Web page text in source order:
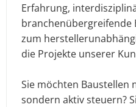
Erfahrung,
branchenübergreifende
zum
die Projekte unserer
Sie möchten Baustellen
sondern aktiv steuern?